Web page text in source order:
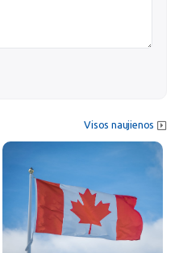
Visos naujienos